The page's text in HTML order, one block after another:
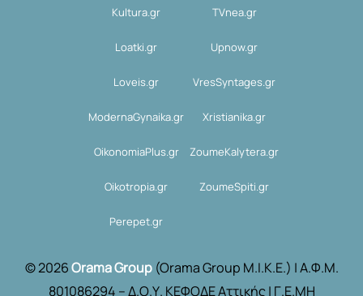
Kultura.gr TVnea.gr
Loatki.gr Upnow.gr
Loveis.gr VresSyntages.gr
ModernaGynaika.gr Xristianika.gr
OikonomiaPlus.gr ZoumeKalytera.gr
Oikotropia.gr ZoumeSpiti.gr
Perepet.gr
© 2026Orama Group(Orama Group Μ.Ι.Κ.Ε.) | Α.Φ.Μ.
801086294 – Δ.Ο.Υ. ΚΕΦΟΔΕ Αττικής | Γ.Ε.ΜΗ